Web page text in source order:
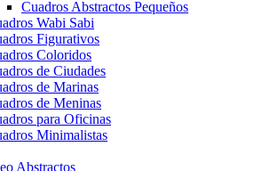
Cuadros Abstractos Pequeños
Wabi Sabi
Figurativos
Coloridos
de Ciudades
de Marinas
de Meninas
para Oficinas
Minimalistas
Abstractos